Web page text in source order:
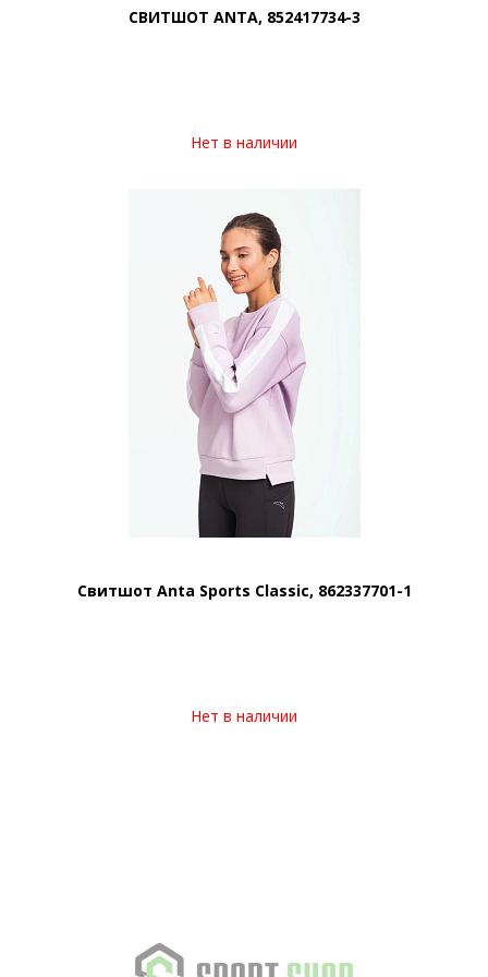
СВИТШОТ ANTA, 852417734-3
Нет в наличии
Свитшот Anta Sports Classic, 862337701-1
Нет в наличии